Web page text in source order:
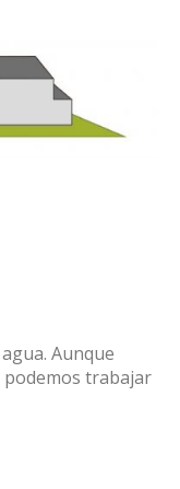
Aunque
podemos trabajar